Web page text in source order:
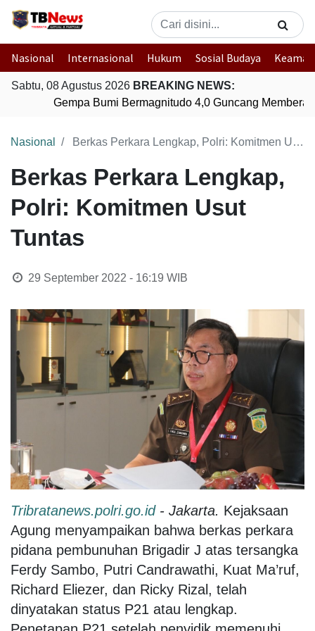
Nasional Internasional Hukum Sosial Budaya
Sabtu, 08 Agustus 2026 BREAKING NEWS:
Gempa Bumi Bermagnitudo 4,0 Guncang
Nasional Berkas Perkara Lengkap, Polri: Komitmen Usut Tuntas
Berkas Perkara Lengkap,
Polri: Komitmen Usut
Tuntas
29 September 2022 - 16:19 WIB
Tribratanews.polri.go.id- Jakarta. Kejaksaan
Agung menyampaikan bahwa berkas perkara
pidana pembunuhan Brigadir J atas tersangka
Ferdy Sambo, Putri Candrawathi, Kuat Ma’ruf,
Richard Eliezer, dan Ricky Rizal, telah
dinyatakan status P21 atau lengkap.